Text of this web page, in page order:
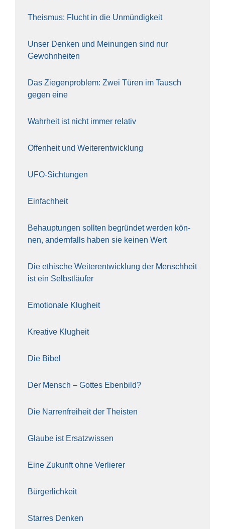
The­is­mus: Flucht in die Unmün­dig­keit
Unser Den­ken und Mei­nun­gen sind nur
Gewohn­hei­ten
Das Zie­gen­pro­blem: Zwei Türen im Tausch
gegen eine
Wahr­heit ist nicht immer rela­tiv
Offen­heit und Wei­ter­ent­wick­lung
UFO-Sich­tun­gen
Ein­fach­heit
Behaup­tun­gen soll­ten begrün­det wer­den kön­
nen, andern­falls haben sie kei­nen Wert
Die ethi­sche Wei­ter­ent­wick­lung der Mensch­heit
ist ein Selbst­läu­fer
Emo­tio­na­le Klug­heit
Krea­ti­ve Klug­heit
Die Bibel
Der Mensch – Got­tes Eben­bild?
Die Nar­ren­frei­heit der The­is­ten
Glau­be ist Ersatz­wis­sen
Eine Zukunft ohne Ver­lie­rer
Bür­ger­lich­keit
Star­res Den­ken